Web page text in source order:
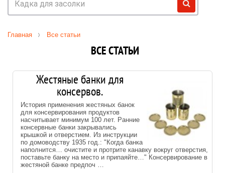
Главная Все статьи
ВСЕ СТАТЬИ
Жестяные банки для
консервов.
История применения жестяных банок
для консервирования продуктов
насчитывает минимум 100 лет. Ранние
консервные банки закрывались
крышкой и отверстием. Из инструкции
по домоводству 1935 год.: "Когда банка
наполнится… очистите и протрите канавку вокруг отверстия,
поставьте банку на место и припаяйте…" Консервирование в
жестяной банке предпоч …